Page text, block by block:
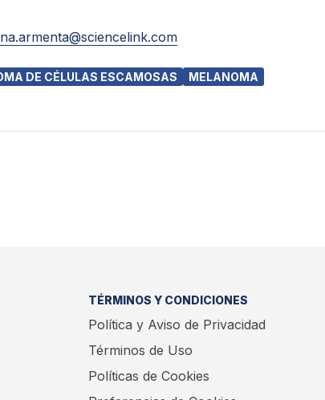
DE CÉLULAS ESCAMOSAS MELANOMA
TÉRMINOS Y CONDICIONES
Política y Aviso de Privacidad
Términos de Uso
Políticas de Cookies